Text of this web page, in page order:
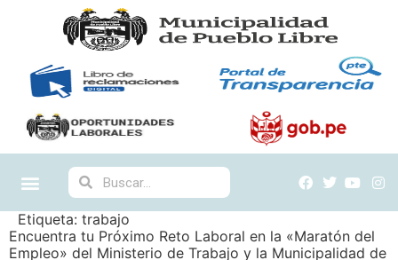
Etiqueta: trabajo
Encuentra tu Próximo Reto Laboral en la «Maratón del
Empleo» del Ministerio de Trabajo y la Municipalidad de